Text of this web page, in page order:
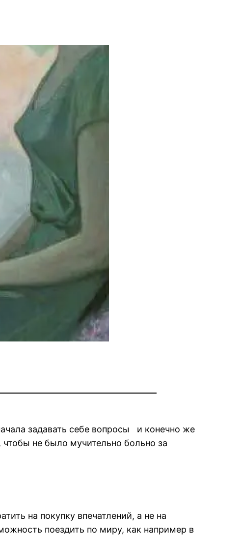
задавать себе вопросы и конечно же
не было мучительно больно за
на покупку впечатлений, а не на
поездить по миру, как например в